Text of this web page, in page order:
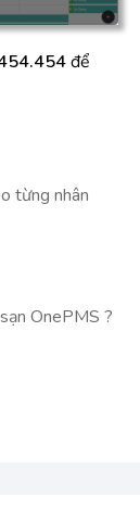
để
từng nhân
OnePMS ?